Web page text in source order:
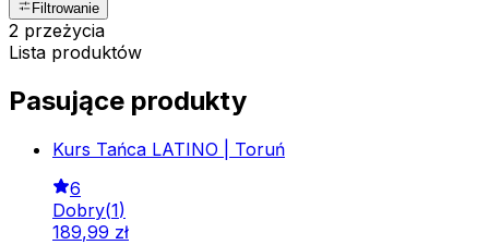
Filtrowanie
2 przeżycia
Lista produktów
Pasujące produkty
Kurs Tańca LATINO | Toruń
6
Dobry(1)
189,99 zł